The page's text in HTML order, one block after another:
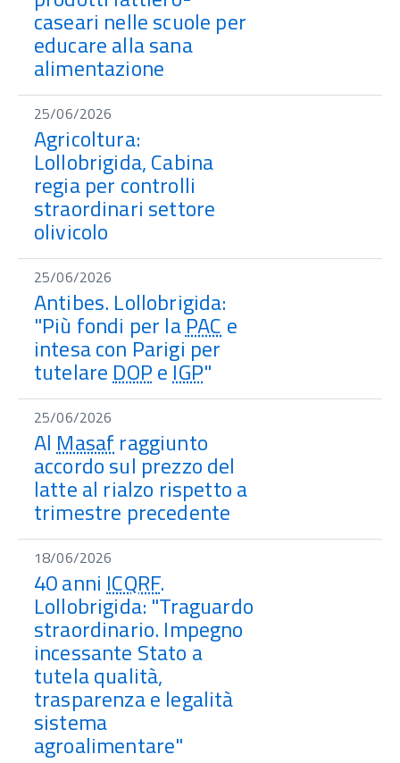
caseari nelle scuole per
educare alla sana
alimentazione
25/06/2026
Agricoltura:
Lollobrigida, Cabina
regia per controlli
straordinari settore
olivicolo
25/06/2026
Antibes. Lollobrigida:
"Più fondi per laPACe
intesa con Parigi per
tutelare DOPeIGP"
25/06/2026
Al Masafraggiunto
accordo sul prezzo del
latte al rialzo rispetto a
trimestre precedente
18/06/2026
40 anni ICQRF.
Lollobrigida: "Traguardo
straordinario. Impegno
incessante Stato a
tutela qualità,
trasparenza e legalità
sistema
agroalimentare"